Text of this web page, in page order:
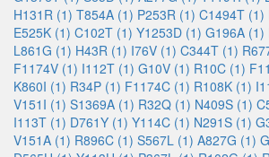
H131R (1) T854A (1) P253R (1) C1494T (1)
E525K (1) C102T (1) Y1253D (1) G196A (1)
L861G (1) H43R (1) I76V (1) C344T (1)
F1174V (1) I112T (1) G10V (1) R10C (1)
K860I (1) R34P (1) F1174C (1) R108K (1)
V151I (1) S1369A (1) R32Q (1) N409S (1)
I113T (1) D761Y (1) Y114C (1) N291S (1)
V151A (1) R896C (1) S567L (1) A827G (1)